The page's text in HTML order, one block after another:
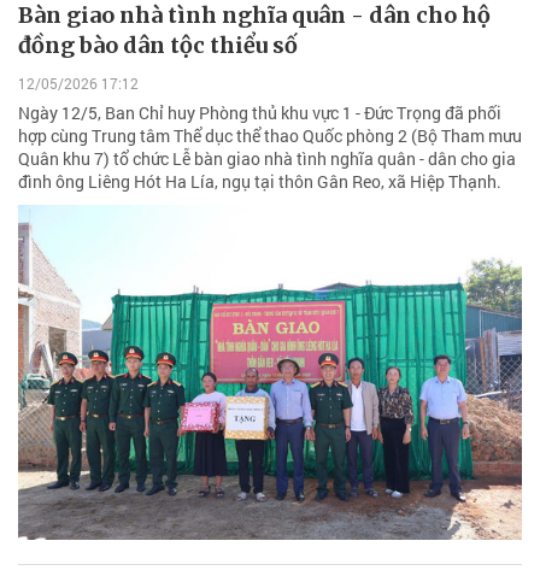
Bàn giao nhà tình nghĩa quân - dân cho hộ
đồng bào dân tộc thiểu số
12/05/2026 17:12
Ngày 12/5, Ban Chỉ huy Phòng thủ khu vực 1 - Đức Trọng đã phối
hợp cùng Trung tâm Thể dục thể thao Quốc phòng 2 (Bộ Tham mưu
Quân khu 7) tổ chức Lễ bàn giao nhà tình nghĩa quân - dân cho gia
đình ông Liêng Hót Ha Lía, ngụ tại thôn Gân Reo, xã Hiệp Thạnh.